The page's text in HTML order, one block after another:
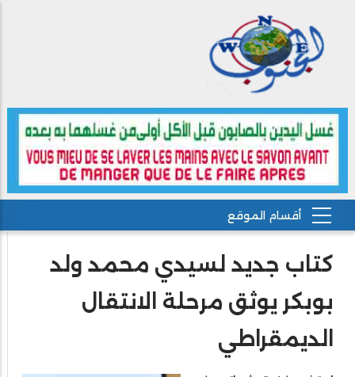
كتاب جديد لسيدي محمد ولد
بوبكر يوثق مرحلة الانتقال
الديمقراطي